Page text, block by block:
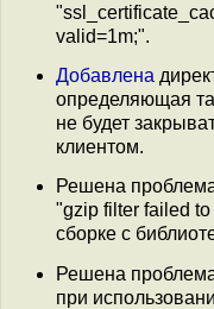
valid=1m;".
Добавлена
определяющая
не будет
клиентом.
Решена
"gzip filter failed
сборке с
Решена
при